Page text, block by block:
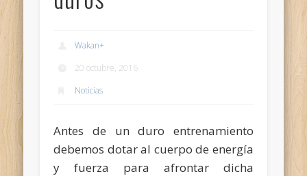
Wakan+
20 octubre, 2016
Noticias
Antes de un duro entrenamiento
debemos dotar al cuerpo de energía
y fuerza para afrontar dicha